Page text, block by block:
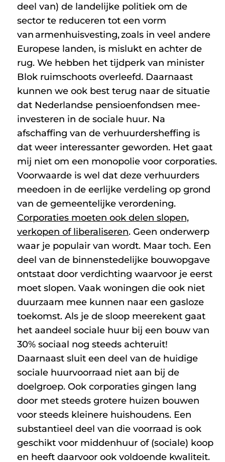
deel van) de landelijke politiek om de
sector te reduceren tot een vorm
van armenhuisvesting, zoals in veel andere
Europese landen, is mislukt en achter de
rug. We hebben het tijdperk van minister
Blok ruimschoots overleefd. Daarnaast
kunnen we ook best terug naar de situatie
dat Nederlandse pensioenfondsen mee-
investeren in de sociale huur. Na
afschaffing van de verhuurdersheffing is
dat weer interessanter geworden. Het gaat
mij niet om een monopolie voor corporaties.
Voorwaarde is wel dat deze verhuurders
meedoen in de eerlijke verdeling op grond
van de gemeentelijke verordening.
Corporaties moeten ook delen slopen,
verkopen of liberaliseren. Geen onderwerp
waar je populair van wordt. Maar toch. Een
deel van de binnenstedelijke bouwopgave
ontstaat door verdichting waarvoor je eerst
moet slopen. Vaak woningen die ook niet
duurzaam mee kunnen naar een gasloze
toekomst. Als je de sloop meerekent gaat
het aandeel sociale huur bij een bouw van
30% sociaal nog steeds achteruit!
Daarnaast sluit een deel van de huidige
sociale huurvoorraad niet aan bij de
doelgroep. Ook corporaties gingen lang
door met steeds grotere huizen bouwen
voor steeds kleinere huishoudens. Een
substantieel deel van die voorraad is ook
geschikt voor middenhuur of (sociale) koop
en heeft daarvoor ook voldoende kwaliteit.